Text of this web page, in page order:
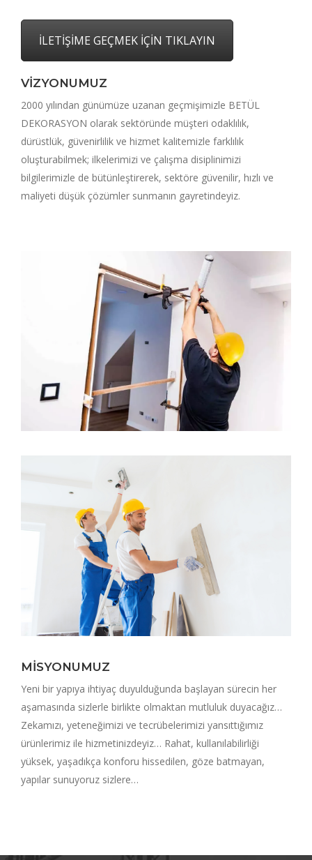
İLETİŞİME GEÇMEK İÇİN TIKLAYIN
VİZYONUMUZ
2000 yılından günümüze uzanan geçmişimizle BETÜL
DEKORASYON olarak sektöründe müşteri odaklılık,
dürüstlük, güvenirlilik ve hizmet kalitemizle farklılık
oluşturabilmek; ilkelerimizi ve çalışma disiplinimizi
bilgilerimizle de bütünleştirerek, sektöre güvenilir, hızlı ve
maliyeti düşük çözümler sunmanın gayretindeyiz.
MİSYONUMUZ
Yeni bir yapıya ihtiyaç duyulduğunda başlayan sürecin her
aşamasında sizlerle birlikte olmaktan mutluluk duyacağız…
Zekamızı, yeteneğimizi ve tecrübelerimizi yansıttığımız
ürünlerimiz ile hizmetinizdeyiz… Rahat, kullanılabilirliği
yüksek, yaşadıkça konforu hissedilen, göze batmayan,
yapılar sunuyoruz sizlere…